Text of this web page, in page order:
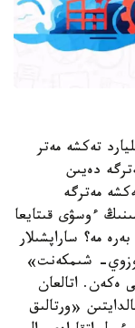
گاز ءوندىرۋ كولەمى 42,3 ميلليارد تەكشە مەتر
تەكشە مەترگە دەيىن
91 ميلليارد تەكشە مەترگە
ءوسۋى قىتايعا
مە؟ ساراپشىلار
شىمكەنت»
ەكەن. اتالعان
«ورتالىق